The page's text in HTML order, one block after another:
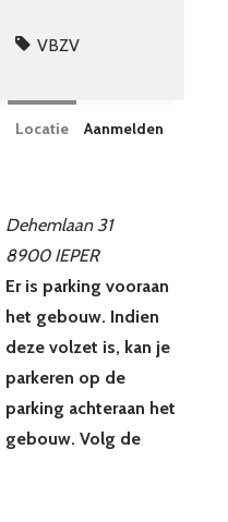
VBZV
Locatie Aanmelden
Dehemlaan 31
8900 IEPER
Er is parking vooraan
het gebouw. Indien
deze volzet is, kan je
parkeren op de
parking achteraan het
gebouw. Volg de